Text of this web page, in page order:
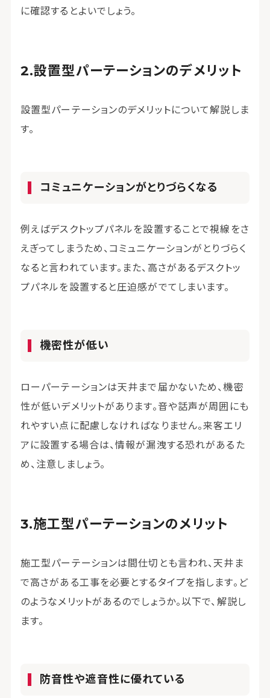
に確認するとよいでしょう。
設置型パーテーションのデメリット
設置型パーテーションのデメリットについて解説しま
す。
コミュニケーションがとりづらくなる
例えばデスクトップパネルを設置することで視線をさ
えぎってしまうため、コミュニケーションがとりづらく
なると言われています。また、高さがあるデスクトッ
プパネルを設置すると圧迫感がでてしまいます。
機密性が低い
ローパーテーションは天井まで届かないため、機密
性が低いデメリットがあります。音や話声が周囲にも
れやすい点に配慮しなければなりません。来客エリ
アに設置する場合は、情報が漏洩する恐れがあるた
め、注意しましょう。
施工型パーテーションのメリット
施工型パーテーションは間仕切とも言われ、天井ま
で高さがある工事を必要とするタイプを指します。ど
のようなメリットがあるのでしょうか。以下で、解説し
ます。
防音性や遮音性に優れている